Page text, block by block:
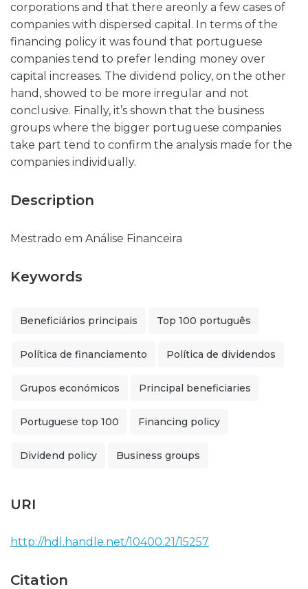
corporations and that there areonly a few cases of
companies with dispersed capital. In terms of the
financing policy it was found that portuguese
companies tend to prefer lending money over
capital increases. The dividend policy, on the other
hand, showed to be more irregular and not
conclusive. Finally, it’s shown that the business
groups where the bigger portuguese companies
take part tend to confirm the analysis made for the
companies individually.
Description
Mestrado em Análise Financeira
Keywords
Beneficiários principais Top 100 português
Política de financiamento Política de dividendos
Grupos económicos Principal beneficiaries
Portuguese top 100 Financing policy
Dividend policy Business groups
URI
http://hdl.handle.net/10400.21/15257
Citation